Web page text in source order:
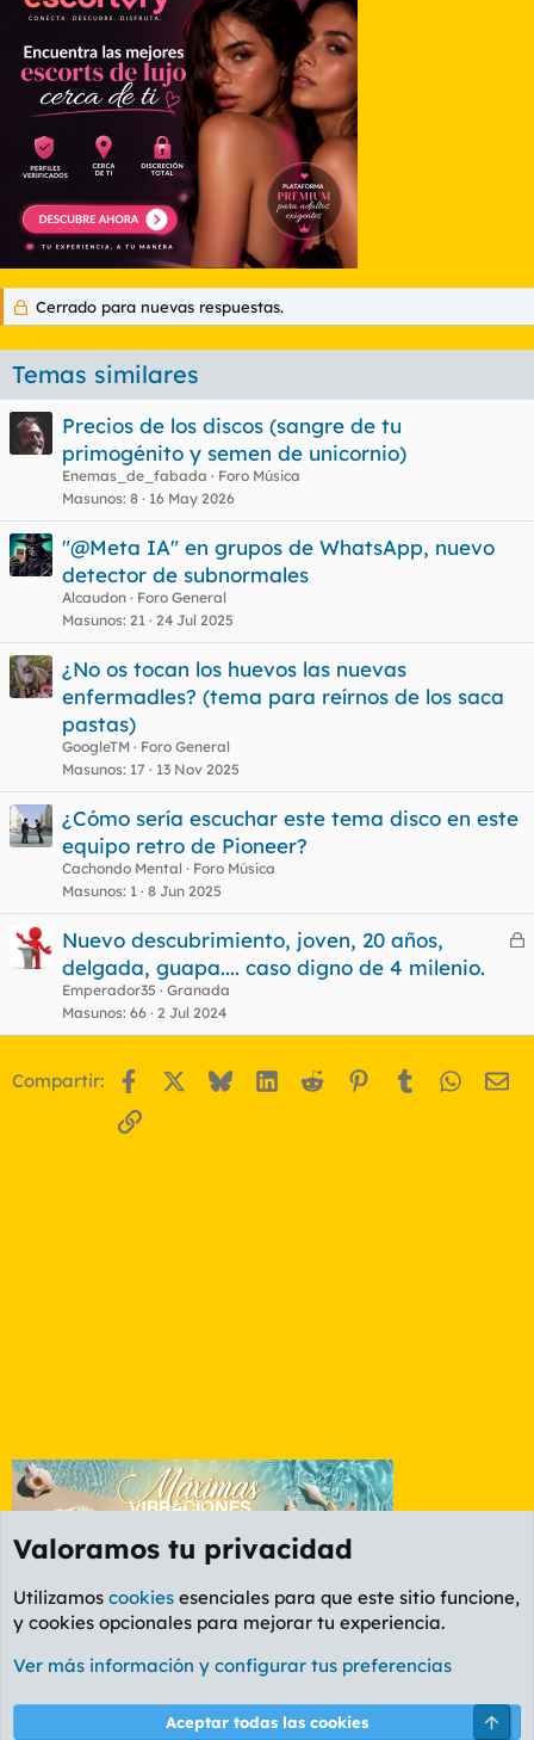
Cerrado para nuevas respuestas.
Temas similares
Precios de los discos (sangre de tu
primogénito y semen de unicornio)
Enemas_de_fabada
Foro Música
Masunos 8 16 May 2026
"@Meta IA" en grupos de WhatsApp, nuevo
detector de subnormales
Alcaudon
Foro General
Masunos 21 24 Jul 2025
¿No os tocan los huevos las nuevas
enfermadles? (tema para reírnos de los saca
pastas)
GoogleTM
Foro General
Masunos 17 13 Nov 2025
¿Cómo sería escuchar este tema disco en este
equipo retro de Pioneer?
Cachondo Mental
Foro Música
Masunos 1 8 Jun 2025
C
a
Nuevo descubrimiento, joven, 20 años,
delgada, guapa.... caso digno de 4 milenio.
Emperador35
Granada
Masunos 66 2 Jul 2024
Compartir: Facebook BlueskyLinkedIn
Reddit Pinterest
Tumblr
Enlace
Foro General
Cookies
PL OLDSTYLE AMARILLO
Términos y reglas Política de privacidad Ayuda
Valoramos tu privacidad
Utilizamos cookies esenciales para que este sitio funcione,
y cookies opcionales para mejorar tu experiencia.
Ver más información y configurar tus preferencias
Aceptar todas las cookies